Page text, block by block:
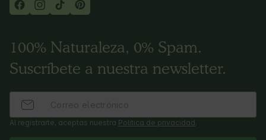
100% Naturaleza, 0% Spam.
Suscríbete a nuestra newsletter.
Al registrarte, aceptas nuestra Política de privacidad.